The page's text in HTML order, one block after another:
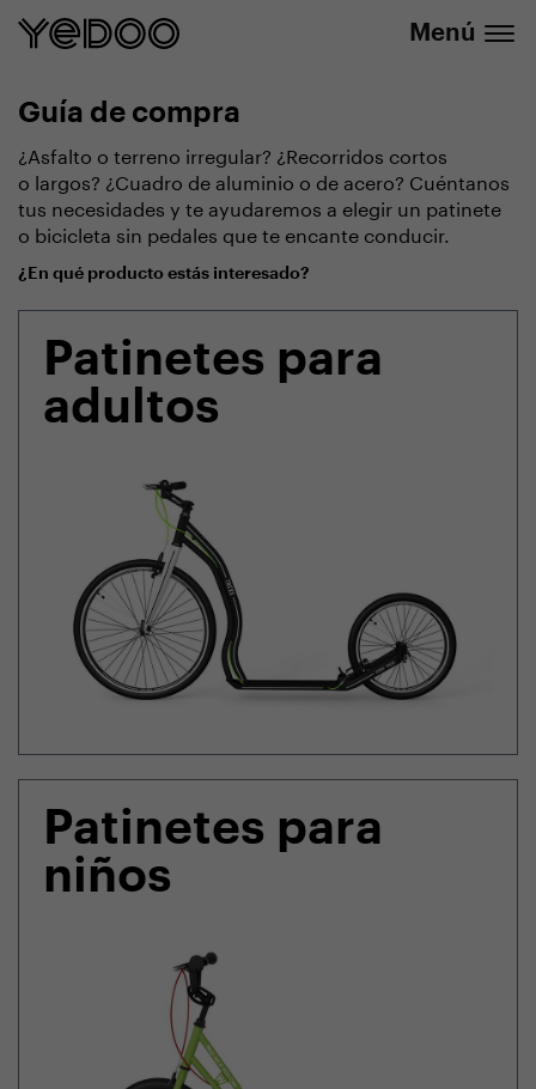
Menú
Guía de compra
¿Asfalto o terreno irregular? ¿Recorridos cortos
o largos? ¿Cuadro de aluminio o de acero? Cuéntanos
tus necesidades y te ayudaremos a elegir un patinete
o bicicleta sin pedales que te encante conducir.
¿En qué producto estás interesado?
Patinetes para
adultos
Patinetes para
niños